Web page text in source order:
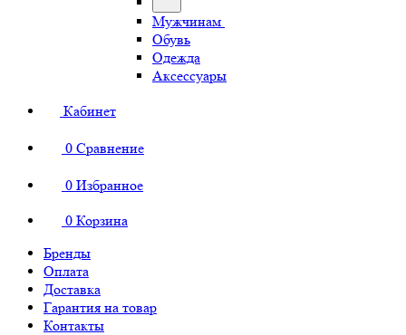
Мужчинам
Обувь
Одежда
Аксессуары
Кабинет
0 Сравнение
0 Избранное
0 Корзина
Бренды
Оплата
Доставка
Гарантия на товар
Контакты